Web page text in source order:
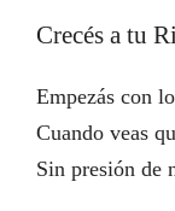
Crecés a tu
Empezás con
Cuando veas
Sin presión de